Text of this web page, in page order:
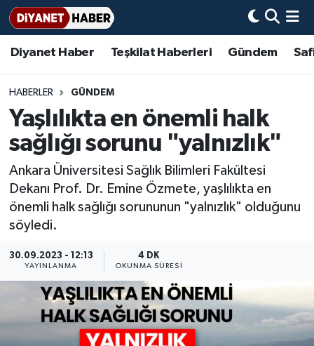
Diyanet Haber Teşkilat Haberleri Gündem
HABERLER GÜNDEM
Yaşlılıkta en önemli halk
sağlığı sorunu "yalnızlık"
Ankara Üniversitesi Sağlık Bilimleri Fakültesi
Dekanı Prof. Dr. Emine Özmete, yaşlılıkta en
önemli halk sağlığı sorununun "yalnızlık" olduğunu
söyledi.
30.09.2023 - 12:13
YAYINLANMA
4 DK
OKUNMA SÜRESI
Diyanet Haber
Teşkilat Haberleri
Adana Müftülüğü
Adıyaman Müftülüğü
Afyonkarahisar Müftülüğü
Ağrı Müftülüğü
Aksaray Müftülüğü
Amasya Müftülüğü
Ankara Müftülüğü
Antalya Müftülüğü
Ardahan Müftülüğü
Gündem
#Keşfet
Bir Ayet
Bir Hikaye
Biyografiler
Dini kavramlar
Diyanet Bilgi
Diyanet Takvimi
Dualar
Hadislerle İslam
Kudüs
Basında Bugün
DİYANET eKİTAP
Diyanet Dergi
Aile Dergisi
Aylık Dergi
TDV
Hutbeler
İmam Hatip Okulları
Başmakale
Hadis-i Şerifler
Hayat Okumaları
Nöbetçi Eczaneler
Hava Durumu
Ankara Namaz Vakitleri
Trafik Durumu
Süper Lig Puan Durumu ve Fikstür
Tüm Manşetler
Son Dakika Haberleri
Haber Arşivi